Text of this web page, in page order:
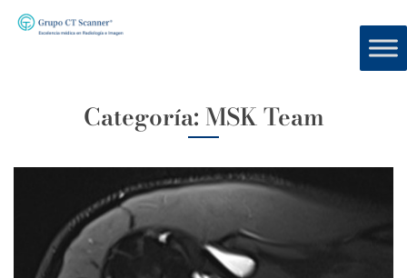
Categoría: MSK Team